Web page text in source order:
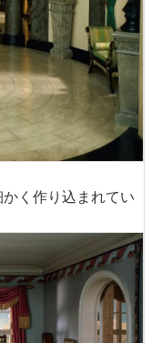
く作り込まれてい